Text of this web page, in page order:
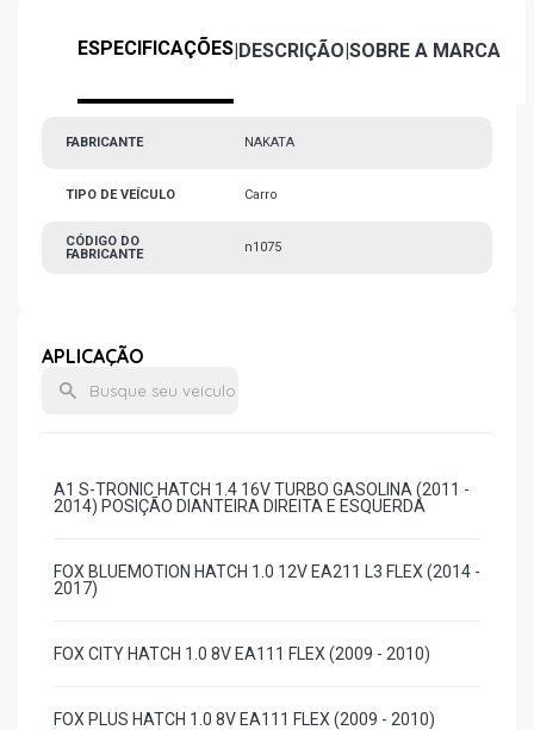
ESPECIFICAÇÕES|DESCRIÇÃO|SOBRE A MARCA
FABRICANTE NAKATA
TIPO DE VEÍCULO Carro
CÓDIGO DO
FABRICANTE
n1075
APLICAÇÃO
A1 S-TRONIC HATCH 1.4 16V TURBO GASOLINA (2011 -
2014) POSIÇÃO DIANTEIRA DIREITA E ESQUERDA
FOX BLUEMOTION HATCH 1.0 12V EA211 L3 FLEX (2014 -
2017)
FOX CITY HATCH 1.0 8V EA111 FLEX (2009 - 2010)
FOX PLUS HATCH 1.0 8V EA111 FLEX (2009 - 2010)